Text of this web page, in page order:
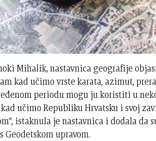
Mihalik, nastavnica geografije
kad učimo vrste karata, azimut,
periodu mogu ju koristiti u
učimo Republiku Hrvatsku i svoj
istaknula je nastavnica i dodala
Geodetskom upravom.